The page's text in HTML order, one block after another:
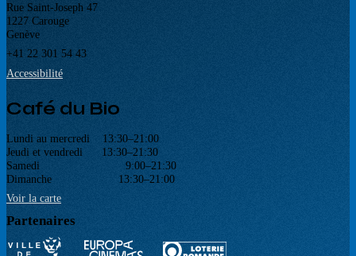
Rue Saint-Joseph 47
1227 Carouge
Genève
+41 22 301 54 43
Accessibilité
Café du Bio
Lundi au mercredi 13:30–21:00
Jeudi et vendredi 13:30–21:30
Samedi 9:00–21:30
Dimanche 13:30–21:00
Voir la carte
Partenaires